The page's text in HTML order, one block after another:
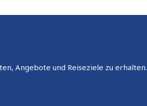
Angebote und Reiseziele zu erhalten.